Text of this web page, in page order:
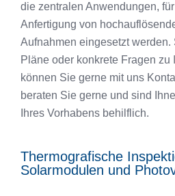
die zentralen Anwendungen,
Anfertigung von
Aufnahmen eingesetzt
Pläne oder konkrete Fragen zu
können Sie gerne mit uns
beraten Sie gerne und sind
Ihres Vorhabens behilflich.
Thermografische
Solarmodulen und